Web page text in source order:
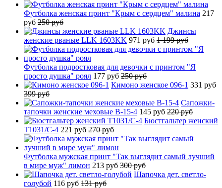
Футболка женская принт "Крым с сердцем" малина 217
руб 250 руб
Джинсы
женские рваные LLK 1603KK 971 руб 1 199 руб
Футболка подростковая для девочки с принтом "Я
просто душка" роял 177 руб 250 руб
Кимоно женское 096-1 331 руб
399 руб
Сапожки-
тапочки женские меховые B-15-4 145 руб 220 руб
Бюстгальтер женский
T1031/C-4 221 руб 270 руб
Футболка мужская принт "Так выглядит самый лучший
в мире муж" лимон 213 руб 300 руб
Шапочка дет. светло-
голубой 116 руб 131 руб